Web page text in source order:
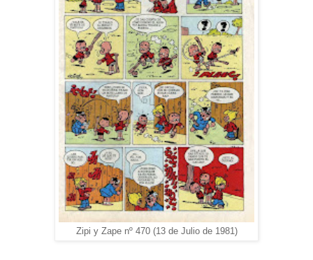
Zipi y Zape nº 470 (13 de Julio de 1981)